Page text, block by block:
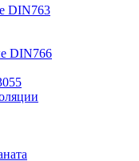
DIN763
DIN766